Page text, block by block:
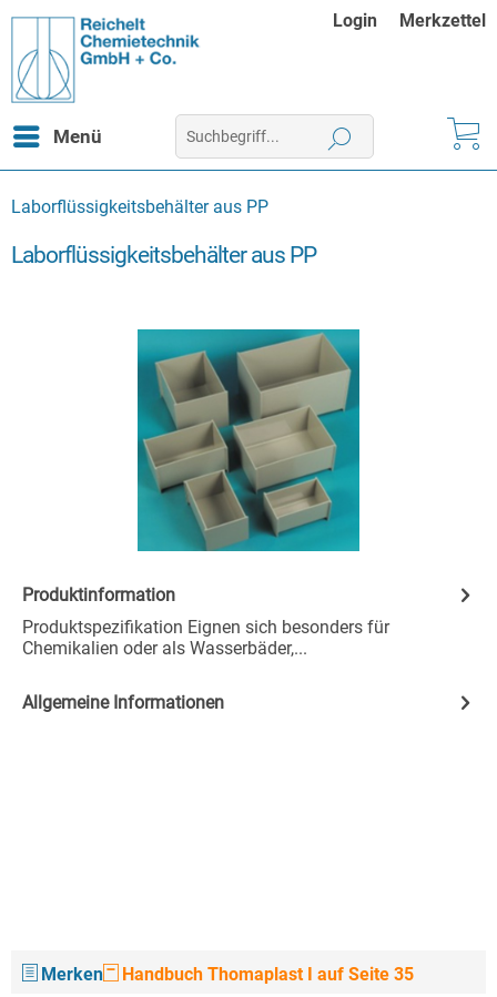
Login Merkzettel
Menü
Laborflüssigkeitsbehälter aus PP
Laborflüssigkeitsbehälter aus PP
Produktinformation
Produktspezifikation Eignen sich besonders für
Chemikalien oder als Wasserbäder,...
Allgemeine Informationen
Merken Handbuch Thomaplast I auf Seite 35